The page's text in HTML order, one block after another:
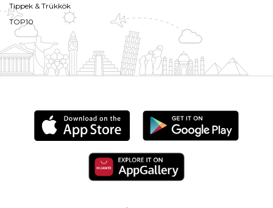
Tippek & Trükkök
TOP10